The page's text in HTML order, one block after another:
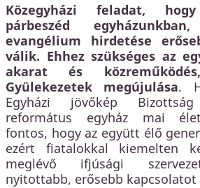
Közegyházi feladat,
párbeszéd
evangélium hirdetése
válik. Ehhez szükséges az
akarat és
Gyülekezetek megújulása.
Egyházi jövőkép
református egyház mai
fontos, hogy az együtt élő
ezért fiatalokkal kiemelten
meglévő ifjúsági
nyitottabb, erősebb